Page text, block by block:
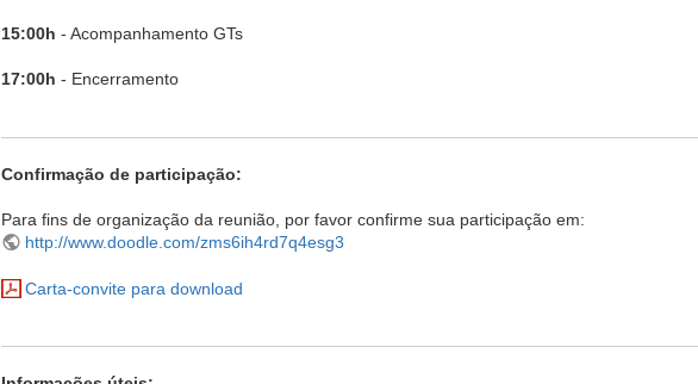
15:00h - Acompanhamento GTs
17:00h - Encerramento
Confirmação de participação:
Para fins de organização da reunião, por favor confirme sua participação em:
http://www.doodle.com/zms6ih4rd7q4esg3
Carta-convite para download